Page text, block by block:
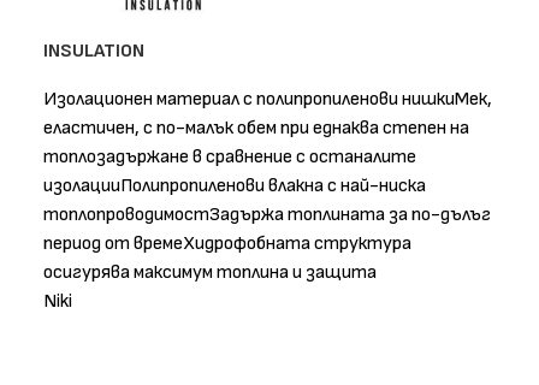
INSULATION
Изолационен материал с полипропиленови нишкиМек,
еластичен, с по-малък обем при еднаква степен на
топлозадържане в сравнение с останалите
изолацииПолипропиленови влакна с най-ниска
топлопроводимостЗадържа топлината за по-дълъг
период от времеХидрофобната структура
осигурява максимум топлина и защита
Niki